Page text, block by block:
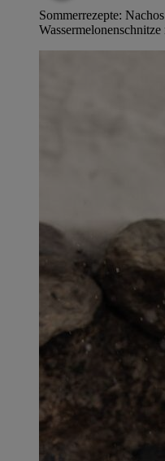
Sommerrezepte:
Wassermelonenschnitze